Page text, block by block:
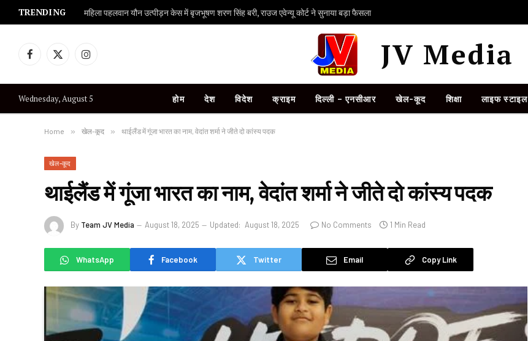
TRENDING महिला पहलवान यौन उत्पीड़न केस में बृजभूषण शरण सिंह बरी, राउज एवेन्यू कोर्ट ने सुनाया बड़ा फैसला
Facebook
X
Instagram JV Media
Wednesday, August 5 होम देश विदेश क्राइम दिल्ली – एनसीआर खेल-कूद शिक्षा लाइफ स्टाइल
Home » खेल-कूद » थाईलैंड में गूंजा भारत का नाम, वेदांत शर्मा ने जीते दो कांस्य पदक
खेल-कूद
थाईलैंड में गूंजा भारत का नाम, वेदांत शर्मा ने जीते दो कांस्य पदक
By Team JV Media August 18, 2025 Updated: August 18, 2025 No Comments 1 Min Read
WhatsApp Facebook Twitter Email Copy Link